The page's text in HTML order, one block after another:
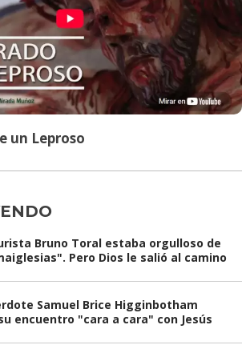
un Leproso
Bruno Toral estaba orgulloso de
Pero Dios le salió al camino
Samuel Brice Higginbotham
encuentro "cara a cara" con Jesús